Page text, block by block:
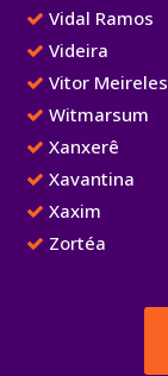
Vidal Ramos
Videira
Vitor Meireles
Witmarsum
Xanxerê
Xavantina
Xaxim
Zortéa